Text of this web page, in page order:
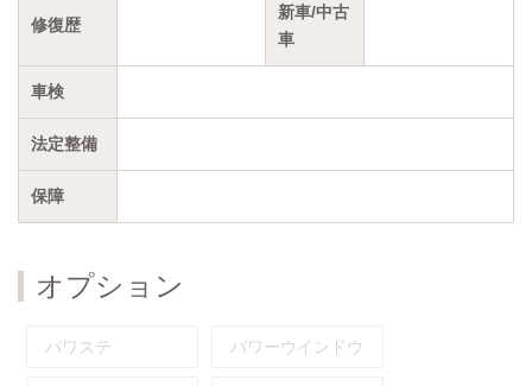
修復歴
新車/中古
車
車検
法定整備
保障
オプション
パワステ パワーウインドウ